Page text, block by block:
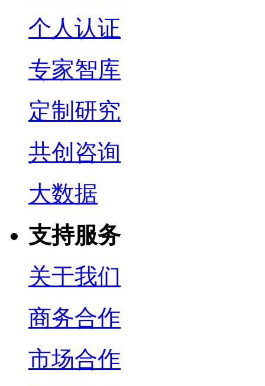
个人认证
专家智库
定制研究
共创咨询
大数据
支持服务
关于我们
商务合作
市场合作